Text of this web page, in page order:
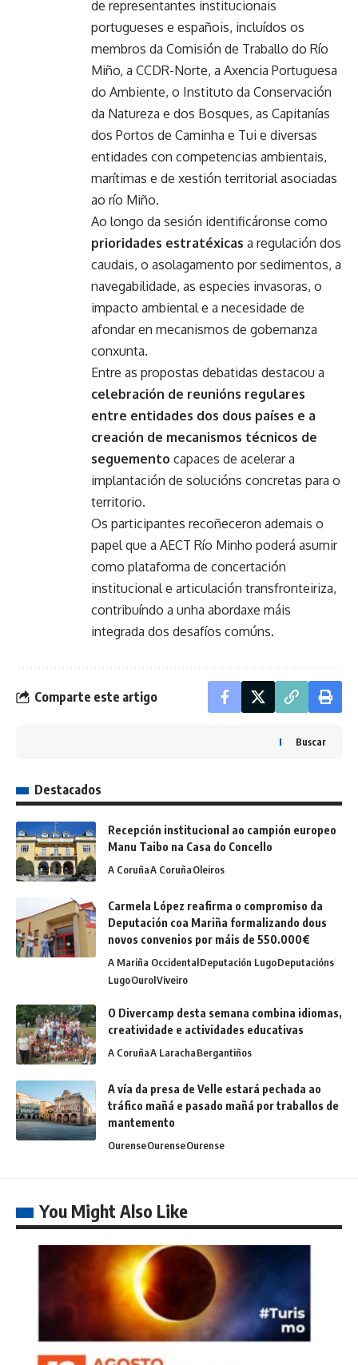
de representantes institucionais
portugueses e españois, incluídos os
membros da Comisión de Traballo do Río
Miño, a CCDR-Norte, a Axencia Portuguesa
do Ambiente, o Instituto da Conservación
da Natureza e dos Bosques, as Capitanías
dos Portos de Caminha e Tui e diversas
entidades con competencias ambientais,
marítimas e de xestión territorial asociadas
ao río Miño.
Ao longo da sesión identificáronse como
prioridades estratéxicas a regulación dos
caudais, o asolagamento por sedimentos, a
navegabilidade, as especies invasoras, o
impacto ambiental e a necesidade de
afondar en mecanismos de gobernanza
conxunta.
Entre as propostas debatidas destacou a
celebración de reunións regulares
entre entidades dos dous países e a
creación de mecanismos técnicos de
seguemento capaces de acelerar a
implantación de solucións concretas para o
territorio.
Os participantes recoñeceron ademais o
papel que a AECT Río Minho poderá asumir
como plataforma de concertación
institucional e articulación transfronteiriza,
contribuíndo a unha abordaxe máis
integrada dos desafíos comúns.
Comparte este artigo
Buscar
Destacados
Recepción institucional ao campión europeo
Manu Taibo na Casa do Concello
A CoruñaA CoruñaOleiros
Carmela López reafirma o compromiso da
Deputación coa Mariña formalizando dous
novos convenios por máis de 550.000€
A Mariña OccidentalDeputación LugoDeputacións
LugoOurolViveiro
O Divercamp desta semana combina idiomas,
creatividade e actividades educativas
A CoruñaA LarachaBergantiños
A vía da presa de Velle estará pechada ao
tráfico mañá e pasado mañá por traballos de
mantemento
OurenseOurenseOurense
You Might Also Like